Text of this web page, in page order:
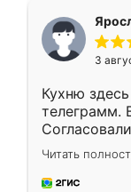
3
Кухню
телеграмм.
недели
довольны
мебель за
Читать